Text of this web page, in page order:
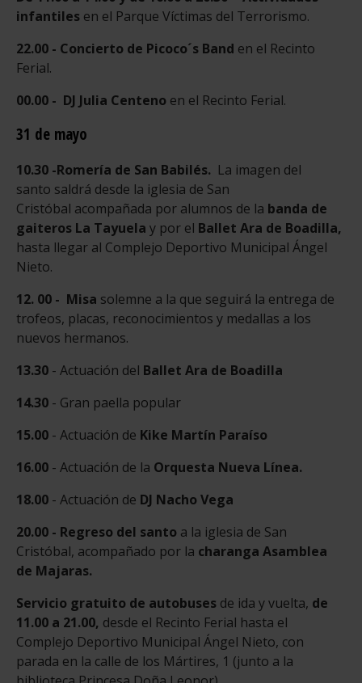
infantiles en el Parque Víctimas del Terrorismo.
22.00 - Concierto de Picoco´s Band en el Recinto
Ferial.
00.00 - DJ Julia Centeno en el Recinto Ferial.
31 de mayo
10.30 -Romería de San Babilés. La imagen del
santo saldrá desde la iglesia de San
Cristóbal acompañada por alumnos de la banda de
gaiteros La Tayuela y por el Ballet Ara de Boadilla,
hasta llegar al Complejo Deportivo Municipal Ángel
Nieto.
12. 00 - Misa solemne a la que seguirá la entrega de
trofeos, placas, reconocimientos y medallas a los
nuevos hermanos.
13.30 - Actuación del Ballet Ara de Boadilla
14.30 - Gran paella popular
15.00 - Actuación de Kike Martín Paraíso
16.00 - Actuación de la Orquesta Nueva Línea.
18.00 - Actuación de DJ Nacho Vega
20.00 - Regreso del santo a la iglesia de San
Cristóbal, acompañado por la charanga Asamblea
de Majaras.
Servicio gratuito de autobuses de ida y vuelta, de
11.00 a 21.00, desde el Recinto Ferial hasta el
Complejo Deportivo Municipal Ángel Nieto, con
parada en la calle de los Mártires, 1 (junto a la